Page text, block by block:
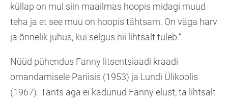
küllap on mul siin maailmas hoopis midagi muud
teha ja et see muu on hoopis tähtsam. On väga harv
ja õnnelik juhus, kui selgus nii lihtsalt tuleb.“
Nüüd pühendus Fanny litsentsiaadi kraadi
omandamisele Pariisis (1953) ja Lundi Ülikoolis
(1967). Tants aga ei kadunud Fanny elust, ta lihtsalt